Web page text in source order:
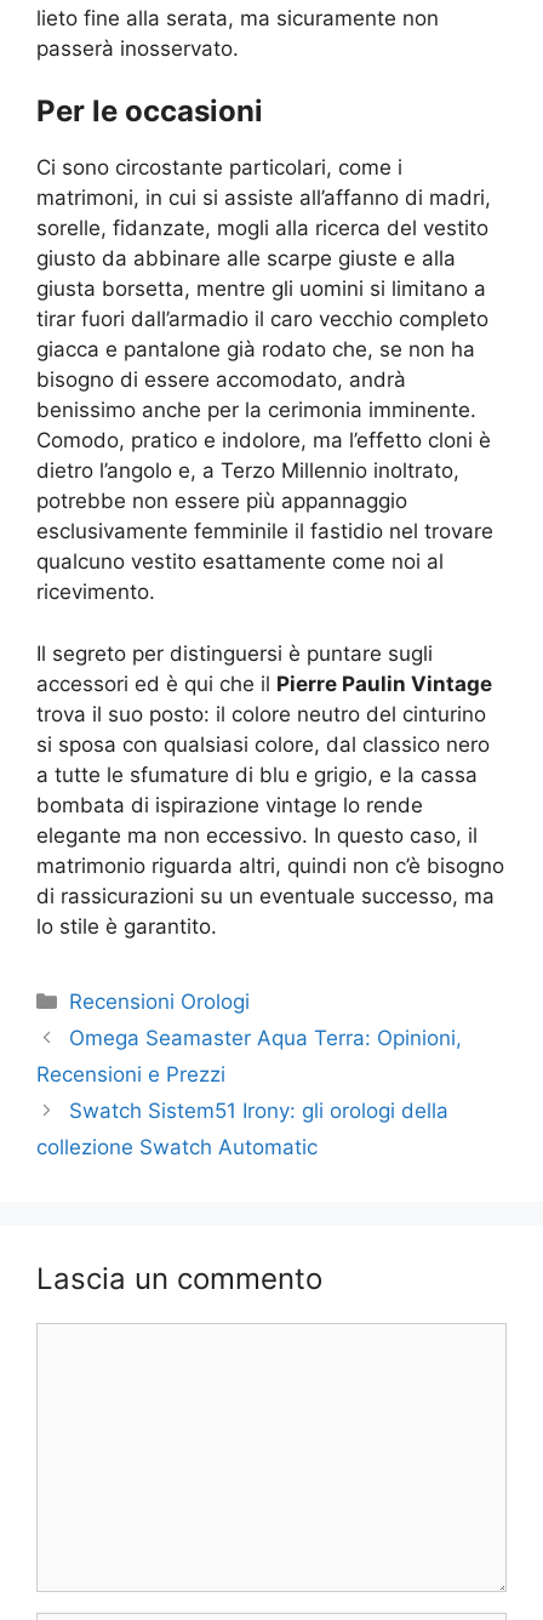
lieto fine alla serata, ma sicuramente non
passerà inosservato.
Per le occasioni
Ci sono circostante particolari, come i
matrimoni, in cui si assiste all’affanno di madri,
sorelle, fidanzate, mogli alla ricerca del vestito
giusto da abbinare alle scarpe giuste e alla
giusta borsetta, mentre gli uomini si limitano a
tirar fuori dall’armadio il caro vecchio completo
giacca e pantalone già rodato che, se non ha
bisogno di essere accomodato, andrà
benissimo anche per la cerimonia imminente.
Comodo, pratico e indolore, ma l’effetto cloni è
dietro l’angolo e, a Terzo Millennio inoltrato,
potrebbe non essere più appannaggio
esclusivamente femminile il fastidio nel trovare
qualcuno vestito esattamente come noi al
ricevimento.
Il segreto per distinguersi è puntare sugli
accessori ed è qui che il Pierre Paulin Vintage
trova il suo posto: il colore neutro del cinturino
si sposa con qualsiasi colore, dal classico nero
a tutte le sfumature di blu e grigio, e la cassa
bombata di ispirazione vintage lo rende
elegante ma non eccessivo. In questo caso, il
matrimonio riguarda altri, quindi non c’è bisogno
di rassicurazioni su un eventuale successo, ma
lo stile è garantito.
Categorie
Recensioni Orologi
Omega Seamaster Aqua Terra: Opinioni,
Recensioni e Prezzi
Swatch Sistem51 Irony: gli orologi della
collezione Swatch Automatic
Lascia un commento